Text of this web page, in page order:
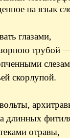
на язык
глазами,
трубой
скорлупой.
длинных
отравы,